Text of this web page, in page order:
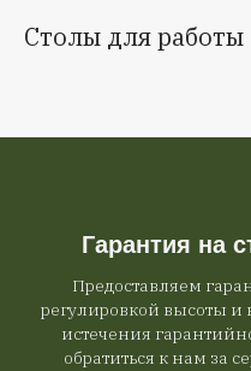
Столы для работы
Гарантия на
Предоставляем
регулировкой высоты и
истечения
обратиться к нам за